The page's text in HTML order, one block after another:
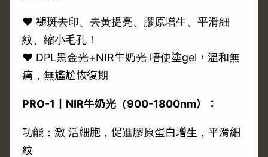
♥ 褪斑去印、去黃提亮、膠原增生、平滑細
紋、縮小毛孔！
♥ DPL黑金光+NIR牛奶光 唔使塗gel，溫和無
痛，無尷尬恢復期
PRO-1丨NIR牛奶光（900-1800nm）：
功能：激 活細胞，促進膠原蛋白增生，平滑細
紋